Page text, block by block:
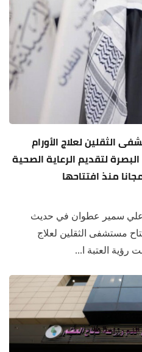
الثقلين لعلاج الأورام
لتقديم الرعاية الصحية
منذ افتتاحها
علي سمير عطوان في حديث
مستشفى الثقلين لعلاج
رؤية العتبة ا...